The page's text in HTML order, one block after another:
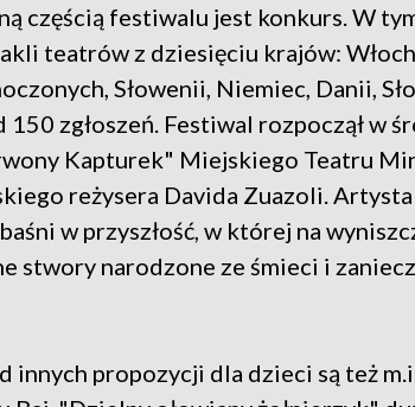
częścią festiwalu jest konkurs. W
teatrów z dziesięciu krajów:
Słowenii, Niemiec, Danii,
150 zgłoszeń. Festiwal rozpoczął w
Kapturek" Miejskiego Teatru
reżysera Davida Zuazoli.
w przyszłość, w której na
stwory narodzone ze śmieci i
innych propozycji dla dzieci są też